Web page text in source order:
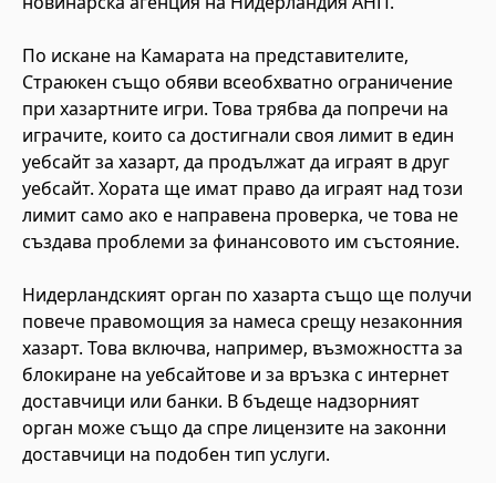
По искане на Камарата на представителите,
Страюкен също обяви всеобхватно ограничение
при хазартните игри. Това трябва да попречи на
играчите, които са достигнали своя лимит в един
уебсайт за хазарт, да продължат да играят в друг
уебсайт. Хората ще имат право да играят над този
лимит само ако е направена проверка, че това не
създава проблеми за финансовото им състояние.
Нидерландският орган по хазарта също ще получи
повече правомощия за намеса срещу незаконния
хазарт. Това включва, например, възможността за
блокиране на уебсайтове и за връзка с интернет
доставчици или банки. В бъдеще надзорният
орган може също да спре лицензите на законни
доставчици на подобен тип услуги.